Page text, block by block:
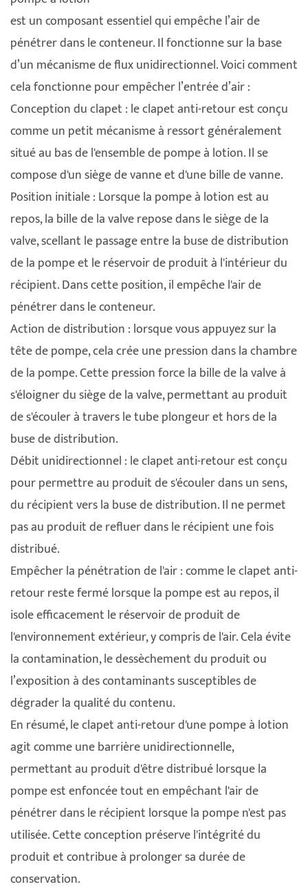
est un composant essentiel qui empêche l’air de
pénétrer dans le conteneur. Il fonctionne sur la base
d’un mécanisme de flux unidirectionnel. Voici comment
cela fonctionne pour empêcher l’entrée d’air :
Conception du clapet : le clapet anti-retour est conçu
comme un petit mécanisme à ressort généralement
situé au bas de l'ensemble de pompe à lotion. Il se
compose d'un siège de vanne et d'une bille de vanne.
Position initiale : Lorsque la pompe à lotion est au
repos, la bille de la valve repose dans le siège de la
valve, scellant le passage entre la buse de distribution
de la pompe et le réservoir de produit à l'intérieur du
récipient. Dans cette position, il empêche l'air de
pénétrer dans le conteneur.
Action de distribution : lorsque vous appuyez sur la
tête de pompe, cela crée une pression dans la chambre
de la pompe. Cette pression force la bille de la valve à
s'éloigner du siège de la valve, permettant au produit
de s'écouler à travers le tube plongeur et hors de la
buse de distribution.
Débit unidirectionnel : le clapet anti-retour est conçu
pour permettre au produit de s'écouler dans un sens,
du récipient vers la buse de distribution. Il ne permet
pas au produit de refluer dans le récipient une fois
distribué.
Empêcher la pénétration de l'air : comme le clapet anti-
retour reste fermé lorsque la pompe est au repos, il
isole efficacement le réservoir de produit de
l'environnement extérieur, y compris de l'air. Cela évite
la contamination, le dessèchement du produit ou
l’exposition à des contaminants susceptibles de
dégrader la qualité du contenu.
En résumé, le clapet anti-retour d'une pompe à lotion
agit comme une barrière unidirectionnelle,
permettant au produit d'être distribué lorsque la
pompe est enfoncée tout en empêchant l'air de
pénétrer dans le récipient lorsque la pompe n'est pas
utilisée. Cette conception préserve l'intégrité du
produit et contribue à prolonger sa durée de
conservation.